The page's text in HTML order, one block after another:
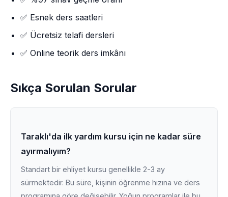
✅ Esnek ders saatleri
✅ Ücretsiz telafi dersleri
✅ Online teorik ders imkânı
Sıkça Sorulan Sorular
Taraklı'da ilk yardım kursu için ne kadar süre
ayırmalıyım?
Standart bir ehliyet kursu genellikle 2-3 ay
sürmektedir. Bu süre, kişinin öğrenme hızına ve ders